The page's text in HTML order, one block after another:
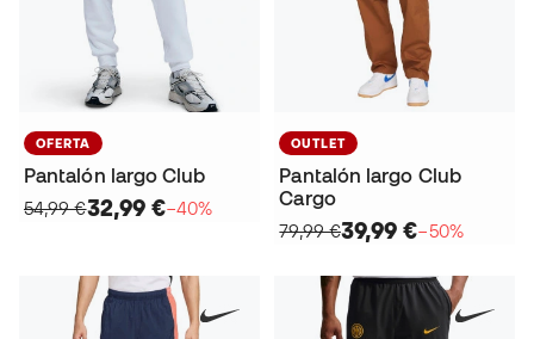
OFERTA
Pantalón largo Club
54,99 €32,99 €−40%
OUTLET
Pantalón largo Club
Cargo
79,99 €39,99 €−50%